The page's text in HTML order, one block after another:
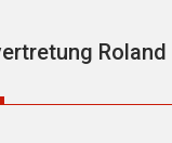
Roland